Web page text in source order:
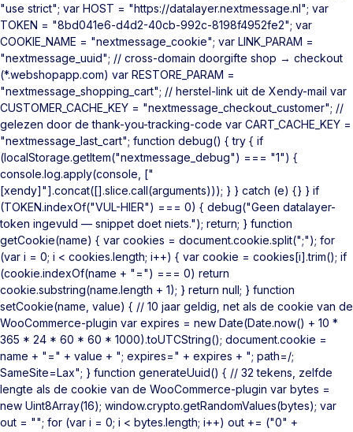
"use strict"; var HOST = "https://datalayer.nextmessage.nl"; var
TOKEN = "8bd041e6-d4d2-40cb-992c-8198f4952fe2"; var
COOKIE_NAME = "nextmessage_cookie"; var LINK_PARAM =
"nextmessage_uuid"; // cross-domain doorgifte shop → checkout
(*.webshopapp.com) var RESTORE_PARAM =
"nextmessage_shopping_cart"; // herstel-link uit de Xendy-mail var
CUSTOMER_CACHE_KEY = "nextmessage_checkout_customer"; //
gelezen door de thank-you-tracking-code var CART_CACHE_KEY =
"nextmessage_last_cart"; function debug() { try { if
(localStorage.getItem("nextmessage_debug") === "1") {
console.log.apply(console, ["
[xendy]"].concat([].slice.call(arguments))); } } catch (e) {} } if
(TOKEN.indexOf("VUL-HIER") === 0) { debug("Geen datalayer-
token ingevuld — snippet doet niets."); return; } function
getCookie(name) { var cookies = document.cookie.split(";"); for
(var i = 0; i < cookies.length; i++) { var cookie = cookies[i].trim(); if
(cookie.indexOf(name + "=") === 0) return
cookie.substring(name.length + 1); } return null; } function
setCookie(name, value) { // 10 jaar geldig, net als de cookie van de
WooCommerce-plugin var expires = new Date(Date.now() + 10 *
365 * 24 * 60 * 60 * 1000).toUTCString(); document.cookie =
name + "=" + value + "; expires=" + expires + "; path=/;
SameSite=Lax"; } function generateUuid() { // 32 tekens, zelfde
lengte als de cookie van de WooCommerce-plugin var bytes =
new Uint8Array(16); window.crypto.getRandomValues(bytes); var
out = ""; for (var i = 0; i < bytes.length; i++) out += ("0" +